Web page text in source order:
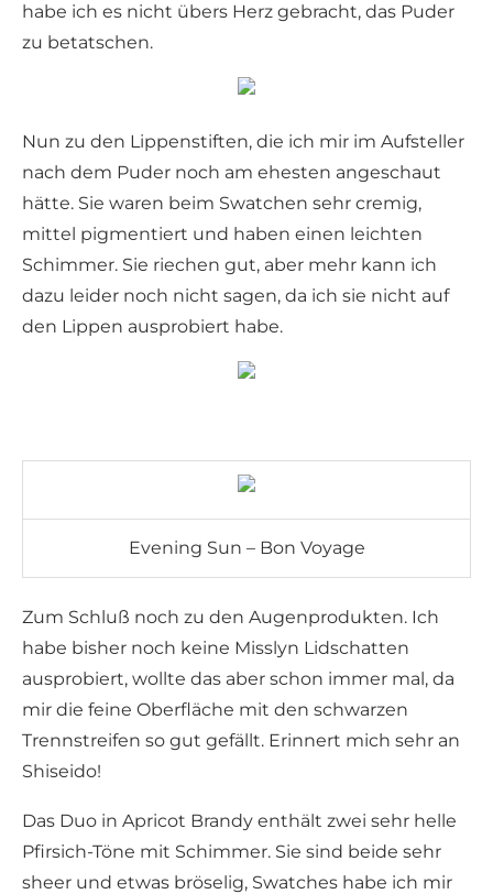
habe ich es nicht übers Herz gebracht, das Puder
zu betatschen.
Nun zu den Lippenstiften, die ich mir im Aufsteller
nach dem Puder noch am ehesten angeschaut
hätte. Sie waren beim Swatchen sehr cremig,
mittel pigmentiert und haben einen leichten
Schimmer. Sie riechen gut, aber mehr kann ich
dazu leider noch nicht sagen, da ich sie nicht auf
den Lippen ausprobiert habe.
Evening Sun – Bon Voyage
Zum Schluß noch zu den Augenprodukten. Ich
habe bisher noch keine Misslyn Lidschatten
ausprobiert, wollte das aber schon immer mal, da
mir die feine Oberfläche mit den schwarzen
Trennstreifen so gut gefällt. Erinnert mich sehr an
Shiseido!
Das Duo in Apricot Brandy enthält zwei sehr helle
Pfirsich-Töne mit Schimmer. Sie sind beide sehr
sheer und etwas bröselig, Swatches habe ich mir